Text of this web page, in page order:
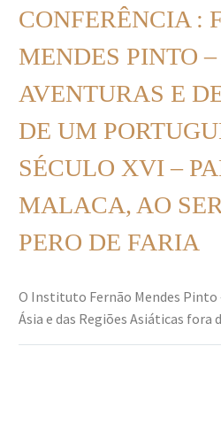
CONFERÊNCIA :
MENDES PINTO –
AVENTURAS E
DE UM
SÉCULO XVI –
MALACA, AO
PERO DE FARIA
O Instituto Fernão Mendes Pinto
Ásia e das Regiões Asiáticas